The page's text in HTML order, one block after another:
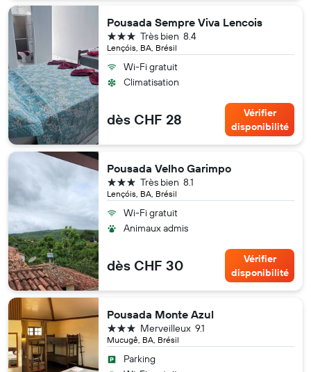
Pousada Sempre Viva Lencois
Lençóis, BA, Brésil
8.4
Très bien
3 étoiles
Wi-Fi gratuit
Climatisation
dès CHF 28
Vérifier
disponibilité
Pousada Velho Garimpo
Lençóis, BA, Brésil
8.1
Très bien
3 étoiles
Wi-Fi gratuit
Animaux admis
dès CHF 30
Vérifier
disponibilité
Pousada Monte Azul
Mucugê, BA, Brésil
9.1
Merveilleux
3 étoiles
Parking